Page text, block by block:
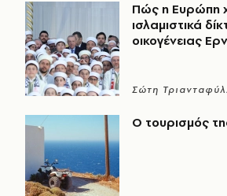
Πώς η Ευρώπη
ισλαμιστικά
οικογένειας
Σώτη
Ο τουρισμός